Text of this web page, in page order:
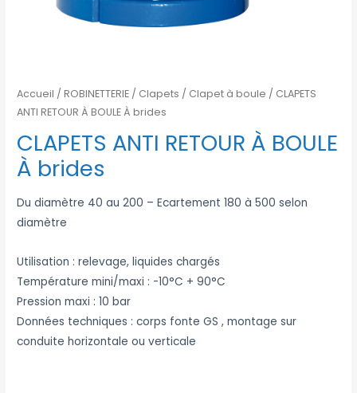
Accueil /ROBINETTERIE / Clapets / Clapet à boule / CLAPETS
ANTI RETOUR À BOULE À brides
CLAPETS ANTI RETOUR À BOULE
À brides
Du diamètre 40 au 200 – Ecartement 180 à 500 selon
diamètre
Utilisation : relevage, liquides chargés
Température mini/maxi : -10°C + 90°C
Pression maxi : 10 bar
Données techniques : corps fonte GS , montage sur
conduite horizontale ou verticale